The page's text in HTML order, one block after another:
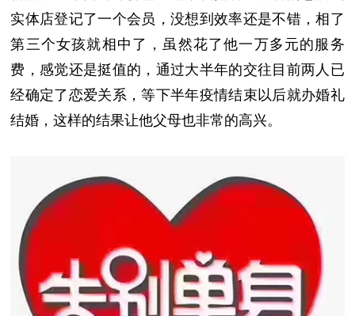
实体店登记了一个会员，没想到效率还是不错，相了
第三个女孩就相中了，虽然花了他一万多元的服务
费，感觉还是挺值的，通过大半年的交往目前两人已
经确定了恋爱关系，等下半年疫情结束以后就办婚礼
结婚，这样的结果让他父母也非常的高兴。